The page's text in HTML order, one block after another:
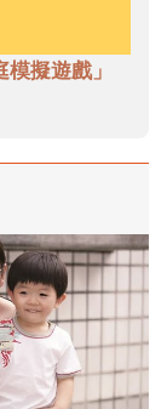
擬遊戲」